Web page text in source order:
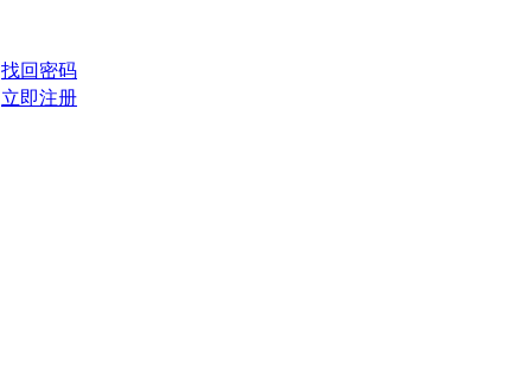
找回密码
立即注册